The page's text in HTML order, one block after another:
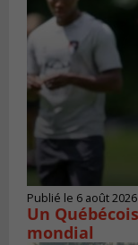
Publié le 6 août
Un
mondial